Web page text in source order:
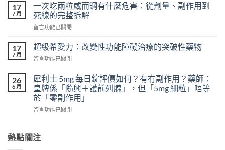
會
怎
樣？
從
實
案
學
風
險
到
替
代
威
壯
頭
怎
辦？
分
鐘
舒
法
防
17
7 月
一次吃兩粒威而鋼有什麼危害：從劑量、副作用到
死線的完整拆解
在
次
吃
兩
威
而
鋼
有
什
害：
留言功能已關閉
17
7 月
超級希愛力：改變性功能障礙治療的突破性藥物
在
級
希
愛
力：
改
功
留言功能已關閉
26
6 月
犀利士 5mg 每日錠評價如何？有冇副作用？藥師：
皇牌係「隨興＋護前列腺」，但「5mg 細粒」唔等
於「零副作用」
在
士
5mg
留言功能已關閉
熱點關注